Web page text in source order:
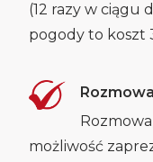
(12 razy w ciągu
pogody to koszt
możliwość